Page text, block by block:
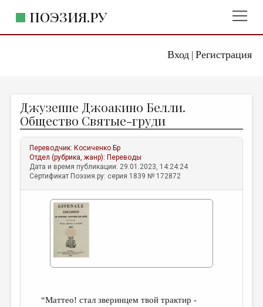
Вход| Регистрация
ПОЭЗИЯ.РУ
ЖАНРЫ
АВТОРЫ
КОММЕНТАРИИ
ЛИТСАЛОН
ПРАВИЛА САЙТА
ОТДЕЛЫ И РУБРИКИ
ИЗБРАННОЕ
ПРОИЗВЕДЕНИЯ
Джузеппе Джоакино Белли.
Общество Святые-груди
Переводчик: Косиченко Бр
Отдел (рубрика, жанр): Переводы
Дата и время публикации: 29.01.2023, 14:24:24
Сертификат Поэзия.ру: серия 1839 № 172872
“Маттео! стал зверинцем твой трактир -